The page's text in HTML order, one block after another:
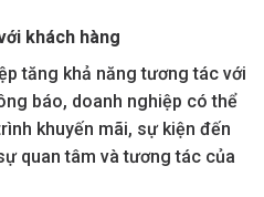
khách hàng
tăng khả năng tương tác với
báo, doanh nghiệp có thể
khuyến mãi, sự kiện đến
quan tâm và tương tác của